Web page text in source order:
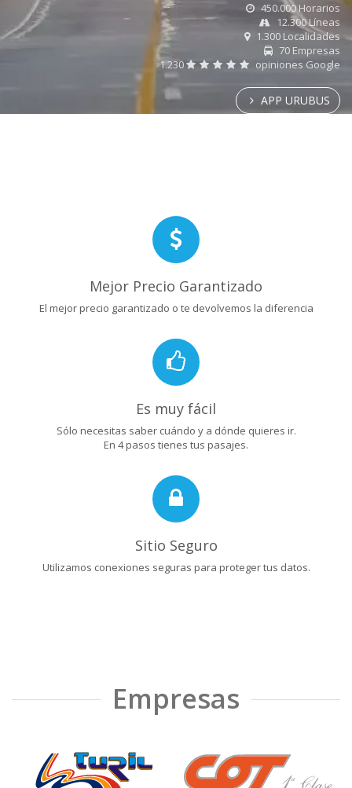
450.000 Horarios
12.300 Líneas
1.300 Localidades
70 Empresas
1.230
opiniones Google
APP URUBUS
Mejor Precio Garantizado
El mejor precio garantizado o te devolvemos la diferencia
Es muy fácil
Sólo necesitas saber cuándo y a dónde quieres ir.
En 4 pasos tienes tus pasajes.
Sitio Seguro
Utilizamos conexiones seguras para proteger tus datos.
Empresas
❮ ❯